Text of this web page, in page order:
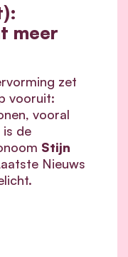
meer
zet
vooruit:
vooral
is de
Stijn
Nieuws